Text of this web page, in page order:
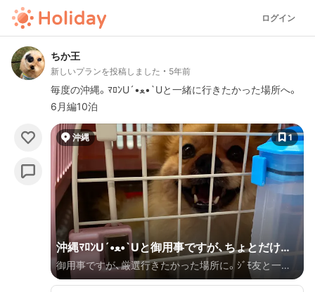
ログイン
ちか王
新しいプランを投稿しました 5年前
毎度の沖縄。ﾏﾛﾝU´•ﻌ•`Uと一緒に行きたかった場所へ。
6月編10泊
沖縄 1
沖縄ﾏﾛﾝU´•ﻌ•`Uと御用事ですが、ちょとだけ行
きたかった場所へ。6月編10泊
御用事ですが、厳選行きたかった場所に。ｼﾞﾓ友と一緒
に行って来ました。梅雨時の沖縄。ﾏﾛﾝU´•ﻌ•`Uと一緒